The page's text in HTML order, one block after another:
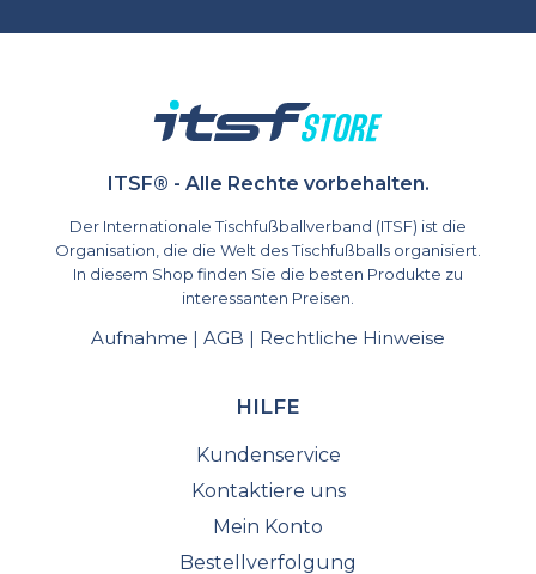
ITSF® - Alle Rechte vorbehalten.
Der Internationale Tischfußballverband (ITSF) ist die
Organisation, die die Welt des Tischfußballs organisiert.
In diesem Shop finden Sie die besten Produkte zu
interessanten Preisen.
Aufnahme AGB Rechtliche Hinweise
HILFE
Kundenservice
Kontaktiere uns
Mein Konto
Bestellverfolgung